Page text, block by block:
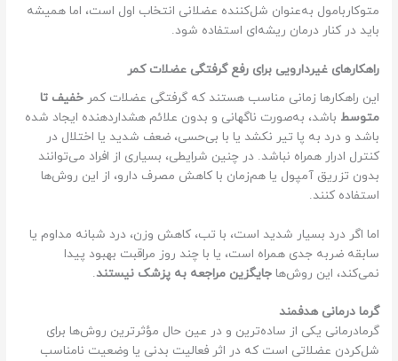
متوکاربامول به‌عنوان شل‌کننده عضلانی انتخاب اول است، اما همیشه
باید در کنار درمان ریشه‌ای استفاده شود.
راهکارهای غیردارویی برای رفع گرفتگی عضلات کمر
این راهکارها زمانی مناسب هستند که گرفتگی عضلات کمرخفیف تا
متوسط باشد، به‌صورت ناگهانی و بدون علائم هشداردهنده ایجاد شده
باشد و درد به پا تیر نکشد یا با بی‌حسی، ضعف شدید یا اختلال در
کنترل ادرار همراه نباشد. در چنین شرایطی، بسیاری از افراد می‌توانند
بدون تزریق آمپول یا هم‌زمان با کاهش مصرف دارو، از این روش‌ها
استفاده کنند.
اما اگر درد بسیار شدید است، با تب، کاهش وزن، درد شبانه مداوم یا
سابقه ضربه جدی همراه است، یا با چند روز مراقبت بهبود پیدا
نمی‌کند، این روش‌هاجایگزین مراجعه به پزشک نیستند.
گرما درمانی هدفمند
گرما‌درمانی یکی از ساده‌ترین و در عین حال مؤثرترین روش‌ها برای
شل‌کردن عضلاتی است که در اثر فعالیت بدنی یا وضعیت نامناسب